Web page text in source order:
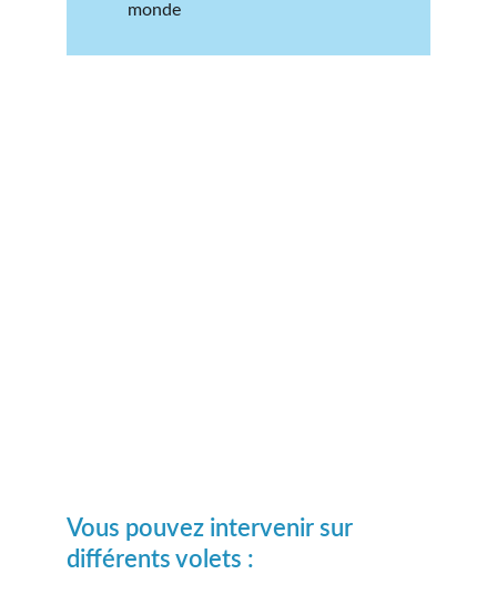
monde
Vous pouvez intervenir sur
différents volets :